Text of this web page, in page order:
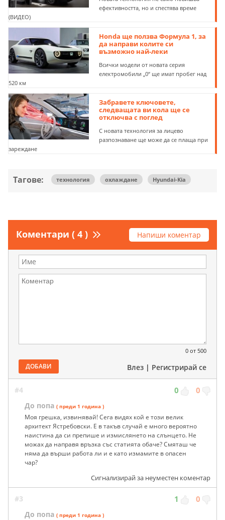
ефективността, но и спестява време
(ВИДЕО)
Honda ще ползва Формула 1, за
да направи колите си
възможно най-леки
Всички модели от новата серия
електромобили „0“ ще имат пробег над
520 км
Забравете ключовете,
следващата ви кола ще се
отключва с поглед
С новата технология за лицево
разпознаване ще може да се плаща при
зареждане
Тагове: технология охлаждане Hyundai-Kia
Коментари ( 4 ) Напиши коментар
0 от 500
ДОБАВИ Влез | Регистрирай се
#4 0 0
До попа ( преди 1 година )
Моя грешка, извинявай! Сега видях кой е този велик
архитект Ястребовски. Е в такъв случай е много вероятно
наистина да си препише и измислянето на слънцето. Не
можах да направя връзка със статията обаче? Смяташ че
няма да върши работа ли и е като измамите в опасен
чар?
Сигнализирай за неуместен коментар
#3 1 0
До попа ( преди 1 година )